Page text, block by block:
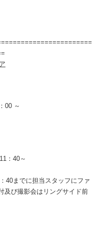
00 ～
：40～
40までに担当スタッフにファ
及び撮影会はリングサイド前